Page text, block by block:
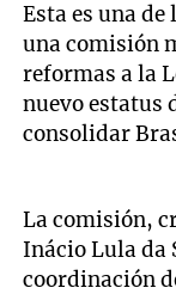
Esta es una
una comisión
reformas a la
nuevo estatus
consolidar
La comisión,
Inácio Lula da
coordinación